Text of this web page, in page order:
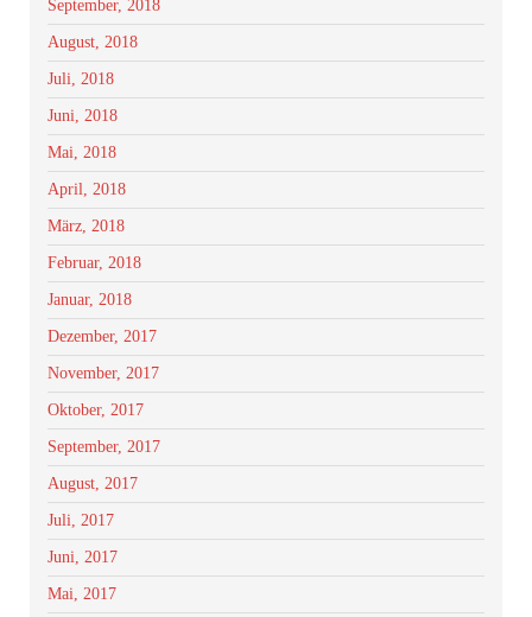
September, 2018
August, 2018
Juli, 2018
Juni, 2018
Mai, 2018
April, 2018
März, 2018
Februar, 2018
Januar, 2018
Dezember, 2017
November, 2017
Oktober, 2017
September, 2017
August, 2017
Juli, 2017
Juni, 2017
Mai, 2017